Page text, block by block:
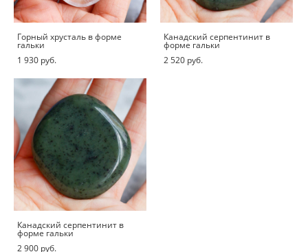
Горный хрусталь в форме
гальки
1 930 pуб.
Канадский серпентинит в
форме гальки
2 520 pуб.
Канадский серпентинит в
форме гальки
2 900 pуб.